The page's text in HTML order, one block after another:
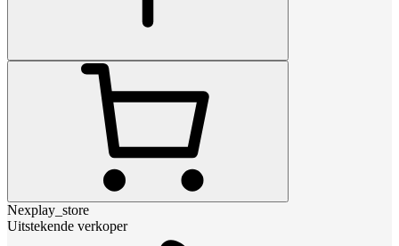
Nexplay_store
Uitstekende verkoper